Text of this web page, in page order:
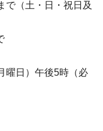
で（⼟・⽇・祝⽇及
曜日）午後5時（必